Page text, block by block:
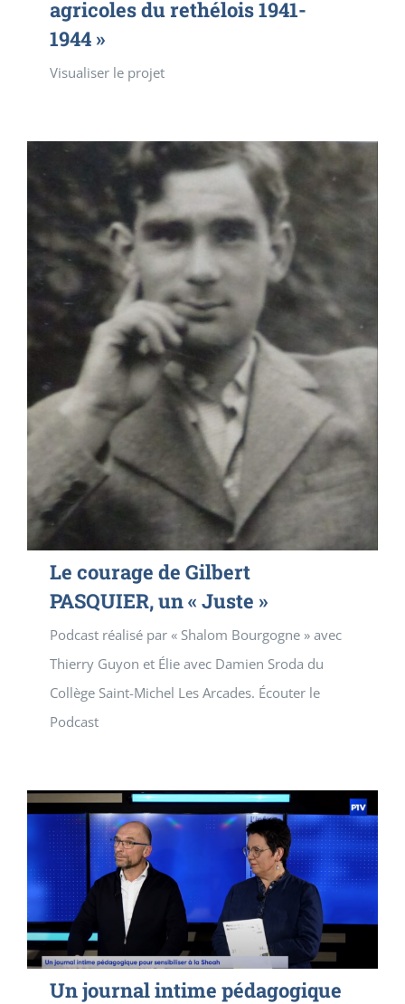
agricoles du rethélois 1941-
1944 »
Visualiser le projet
Le courage de Gilbert
PASQUIER, un « Juste »
Podcast réalisé par « Shalom Bourgogne » avec
Thierry Guyon et Élie avec Damien Sroda du
Collège Saint-Michel Les Arcades. Écouter le
Podcast
Un journal intime pédagogique